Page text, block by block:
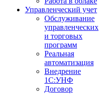
Управленческий учет
Обслуживание
управленческих
и торговых
программ
Реальная
автоматизация
Внедрение
1С:УНФ
Договор